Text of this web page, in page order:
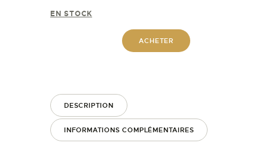
EN STOCK
ACHETER
DESCRIPTION
INFORMATIONS COMPLÉMENTAIRES